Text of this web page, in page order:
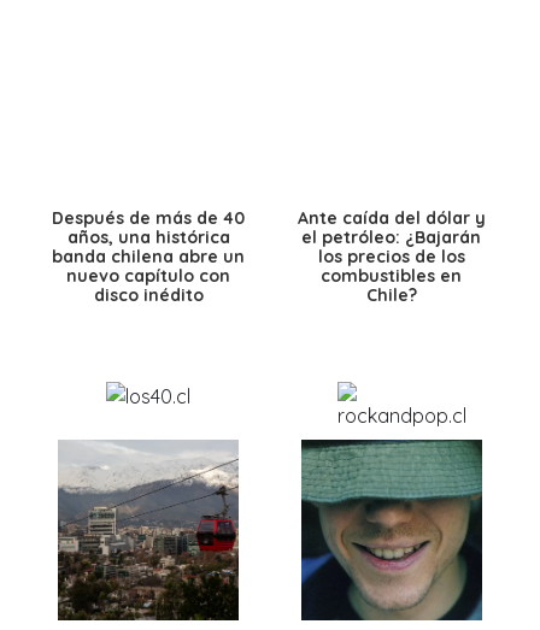
Después de más de 40
años, una histórica
banda chilena abre un
nuevo capítulo con
disco inédito
Ante caída del dólar y
el petróleo: ¿Bajarán
los precios de los
combustibles en
Chile?